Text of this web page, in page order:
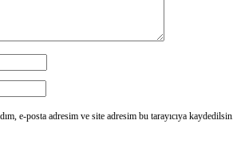
e-posta adresim ve site adresim bu tarayıcıya kaydedilsin.